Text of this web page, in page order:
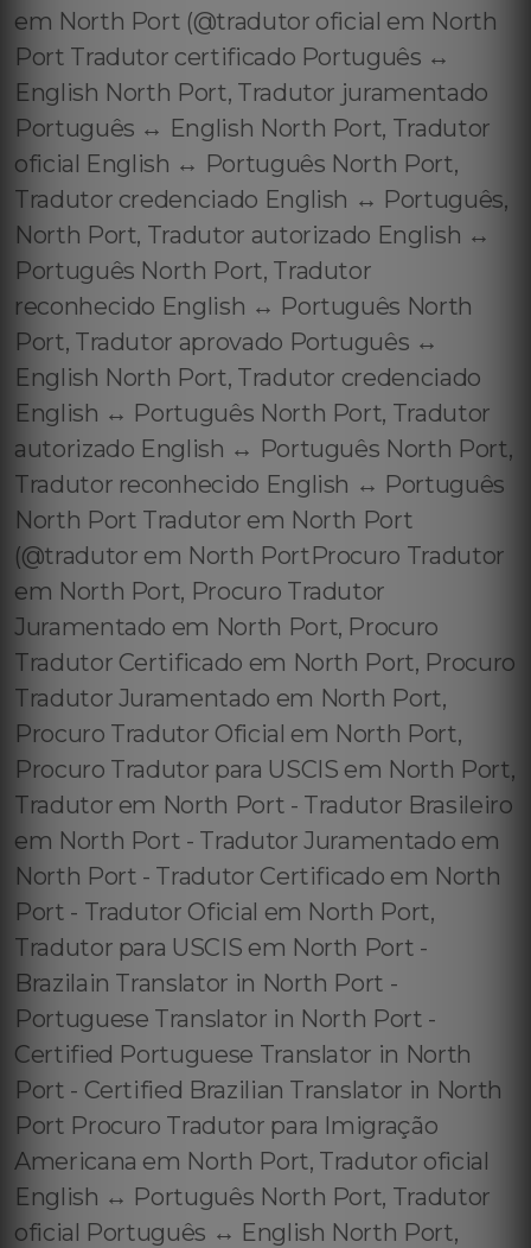
em North Port (@tradutor oficial em North
Port Tradutor certificado Português ↔️
English North Port, Tradutor juramentado
Português ↔️ English North Port, Tradutor
oficial English ↔️ Português North Port,
Tradutor credenciado English ↔️ Português,
North Port, Tradutor autorizado English ↔️
Português North Port, Tradutor
reconhecido English ↔️ Português North
Port, Tradutor aprovado Português ↔️
English North Port, Tradutor credenciado
English ↔️ Português North Port, Tradutor
autorizado English ↔️ Português North Port,
Tradutor reconhecido English ↔️ Português
North Port Tradutor em North Port
(@tradutor em North PortProcuro Tradutor
em North Port, Procuro Tradutor
Juramentado em North Port, Procuro
Tradutor Certificado em North Port, Procuro
Tradutor Juramentado em North Port,
Procuro Tradutor Oficial em North Port,
Procuro Tradutor para USCIS em North Port,
Tradutor em North Port - Tradutor Brasileiro
em North Port - Tradutor Juramentado em
North Port - Tradutor Certificado em North
Port - Tradutor Oficial em North Port,
Tradutor para USCIS em North Port -
Brazilain Translator in North Port -
Portuguese Translator in North Port -
Certified Portuguese Translator in North
Port - Certified Brazilian Translator in North
Port Procuro Tradutor para Imigração
Americana em North Port, Tradutor oficial
English ↔️ Português North Port, Tradutor
oficial Português ↔️ English North Port,